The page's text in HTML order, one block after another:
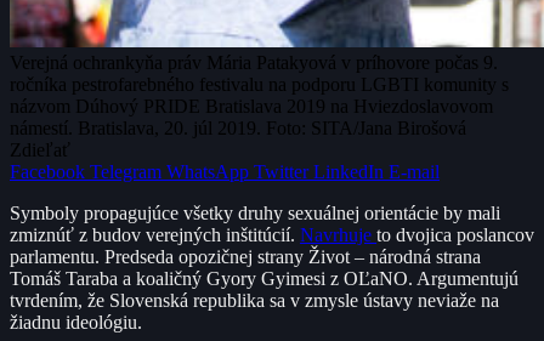
Verejná ochrankyňa práv Mária Patakyová v príhovore počas 9.
ročníka pestrofarebného festivalu na podporu LGBTI komunity s
názvom Dúhový PRIDE Bratislava 2019 na Hviezdoslavovom
námestí. Bratislava, 20. júl 2019. Foto: SITA/Jana Birošová
Zdieľať
Facebook Telegram WhatsApp Twitter LinkedIn E-mail
Symboly propagujúce všetky druhy sexuálnej orientácie by mali
zmiznúť z budov verejných inštitúcií. Navrhuje to dvojica poslancov
parlamentu. Predseda opozičnej strany Život – národná strana
Tomáš Taraba a koaličný Gyory Gyimesi z OĽaNO. Argumentujú
tvrdením, že Slovenská republika sa v zmysle ústavy neviaže na
žiadnu ideológiu.